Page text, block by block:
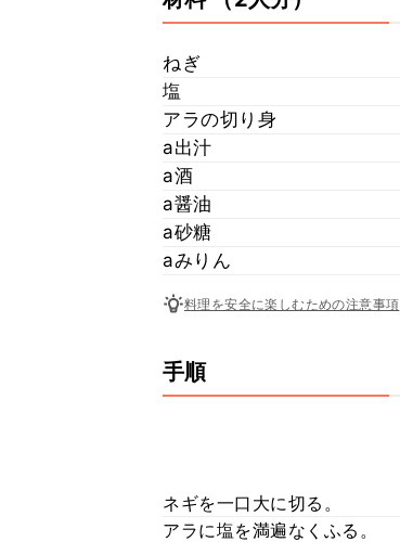
ねぎ
塩
アラの切り身
a出汁
a酒
a醤油
a砂糖
aみりん
料理を安全に楽しむための注意事項
手順
ネギを一口大に切る。
アラに塩を満遍なくふる。